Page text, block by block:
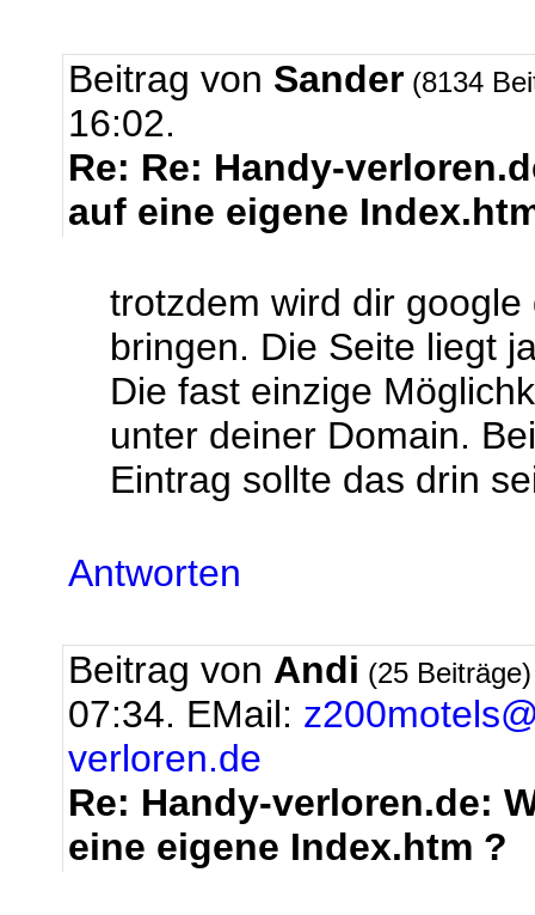
Beitrag von Sander (8134
16:02.
Re: Re: Handy-
auf eine eigene
trotzdem wird dir
bringen. Die Seite liegt
Die fast einzige
unter deiner Domain.
Eintrag sollte das drin
Antworten
Beitrag von Andi (25
07:34. EMail:
verloren.de
Re: Handy-verloren.de:
eine eigene Index.htm ?